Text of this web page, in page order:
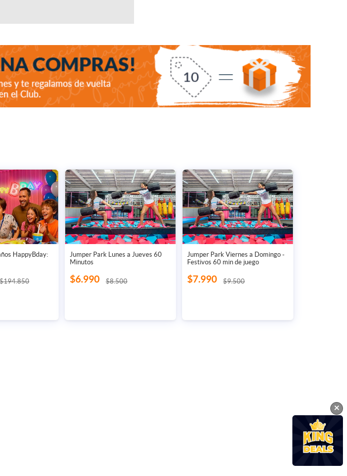
HappyBday:
$194.850
Jumper Park Lunes a Jueves 60
Minutos
$6.990 $8.500
Jumper Park Viernes a Domingo -
Festivos 60 min de juego
$7.990 $9.500
×